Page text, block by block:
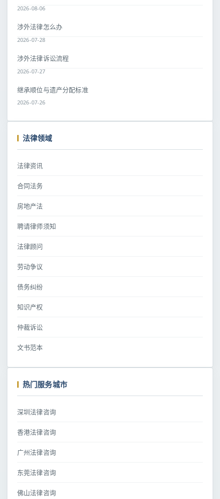
2026-08-06
涉外法律怎么办
2026-07-28
涉外法律诉讼流程
2026-07-27
继承顺位与遗产分配标准
2026-07-26
法律领域
法律资讯
合同法务
房地产法
聘请律师须知
法律顾问
劳动争议
债务纠纷
知识产权
仲裁诉讼
文书范本
热门服务城市
深圳法律咨询
香港法律咨询
广州法律咨询
东莞法律咨询
佛山法律咨询